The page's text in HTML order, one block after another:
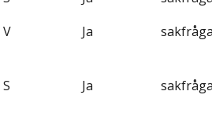
V Ja
S Ja